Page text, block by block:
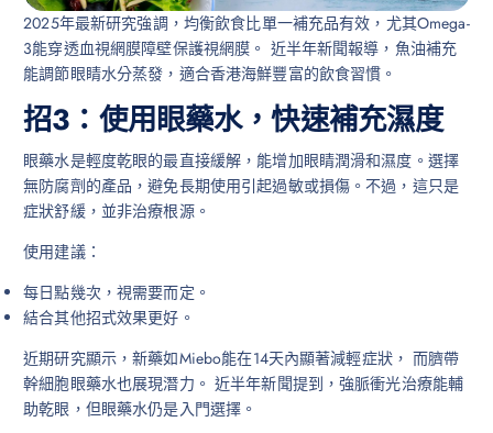
2025年最新研究強調，均衡飲食比單一補充品有效，尤其Omega-
3能穿透血視網膜障壁保護視網膜。 近半年新聞報導，魚油補充
能調節眼睛水分蒸發，適合香港海鮮豐富的飲食習慣。
招3：使用眼藥水，快速補充濕度
眼藥水是輕度乾眼的最直接緩解，能增加眼睛潤滑和濕度。選擇
無防腐劑的產品，避免長期使用引起過敏或損傷。不過，這只是
症狀舒緩，並非治療根源。
使用建議：
每日點幾次，視需要而定。
結合其他招式效果更好。
近期研究顯示，新藥如Miebo能在14天內顯著減輕症狀， 而臍帶
幹細胞眼藥水也展現潛力。 近半年新聞提到，強脈衝光治療能輔
助乾眼，但眼藥水仍是入門選擇。